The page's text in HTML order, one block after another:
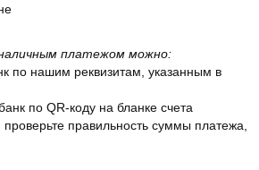
платежом можно:
по нашим реквизитам, указанным в
по QR-коду на бланке счета
проверьте правильность суммы платежа,